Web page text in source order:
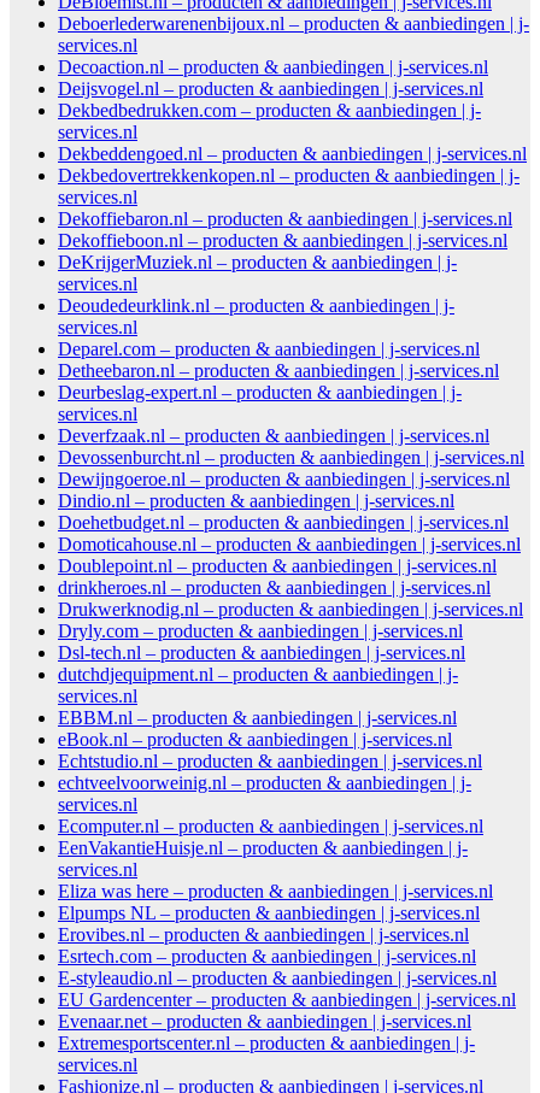
Deboerlederwarenenbijoux.nl – producten & aanbiedingen | j-
services.nl
Decoaction.nl – producten & aanbiedingen | j-services.nl
Deijsvogel.nl – producten & aanbiedingen | j-services.nl
Dekbedbedrukken.com – producten & aanbiedingen | j-
services.nl
Dekbeddengoed.nl – producten & aanbiedingen | j-services.nl
Dekbedovertrekkenkopen.nl – producten & aanbiedingen | j-
services.nl
Dekoffiebaron.nl – producten & aanbiedingen | j-services.nl
Dekoffieboon.nl – producten & aanbiedingen | j-services.nl
DeKrijgerMuziek.nl – producten & aanbiedingen | j-
services.nl
Deoudedeurklink.nl – producten & aanbiedingen | j-
services.nl
Deparel.com – producten & aanbiedingen | j-services.nl
Detheebaron.nl – producten & aanbiedingen | j-services.nl
Deurbeslag-expert.nl – producten & aanbiedingen | j-
services.nl
Deverfzaak.nl – producten & aanbiedingen | j-services.nl
Devossenburcht.nl – producten & aanbiedingen | j-services.nl
Dewijngoeroe.nl – producten & aanbiedingen | j-services.nl
Dindio.nl – producten & aanbiedingen | j-services.nl
Doehetbudget.nl – producten & aanbiedingen | j-services.nl
Domoticahouse.nl – producten & aanbiedingen | j-services.nl
Doublepoint.nl – producten & aanbiedingen | j-services.nl
drinkheroes.nl – producten & aanbiedingen | j-services.nl
Drukwerknodig.nl – producten & aanbiedingen | j-services.nl
Dryly.com – producten & aanbiedingen | j-services.nl
Dsl-tech.nl – producten & aanbiedingen | j-services.nl
dutchdjequipment.nl – producten & aanbiedingen | j-
services.nl
EBBM.nl – producten & aanbiedingen | j-services.nl
eBook.nl – producten & aanbiedingen | j-services.nl
Echtstudio.nl – producten & aanbiedingen | j-services.nl
echtveelvoorweinig.nl – producten & aanbiedingen | j-
services.nl
Ecomputer.nl – producten & aanbiedingen | j-services.nl
EenVakantieHuisje.nl – producten & aanbiedingen | j-
services.nl
Eliza was here – producten & aanbiedingen | j-services.nl
Elpumps NL – producten & aanbiedingen | j-services.nl
Erovibes.nl – producten & aanbiedingen | j-services.nl
Esrtech.com – producten & aanbiedingen | j-services.nl
E-styleaudio.nl – producten & aanbiedingen | j-services.nl
EU Gardencenter – producten & aanbiedingen | j-services.nl
Evenaar.net – producten & aanbiedingen | j-services.nl
Extremesportscenter.nl – producten & aanbiedingen | j-
services.nl
Fashionize.nl – producten & aanbiedingen | j-services.nl